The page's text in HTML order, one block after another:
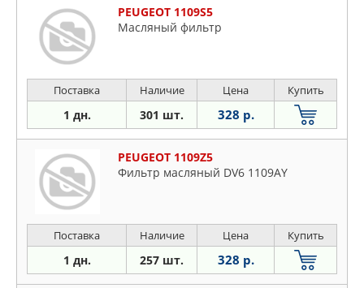
PEUGEOT 1109S5
Масляный фильтр
Поставка Наличие Цена Купить
1 дн. 301 шт. 328 р.
PEUGEOT 1109Z5
Фильтр масляный DV6 1109AY
Поставка Наличие Цена Купить
1 дн. 257 шт. 328 р.